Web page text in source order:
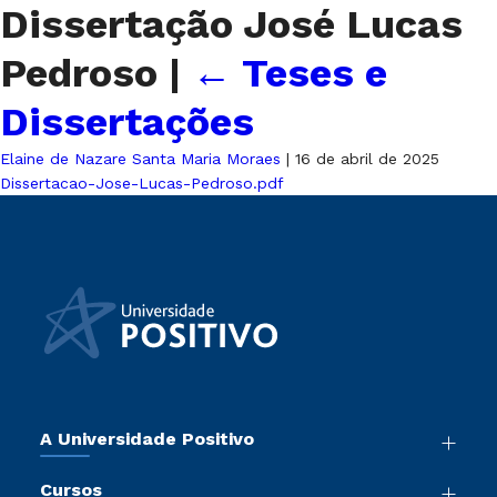
Dissertação José Lucas
Pedroso | ← Teses e
Dissertações
Elaine de Nazare Santa Maria Moraes | 16 de abril de 2025
Dissertacao-Jose-Lucas-Pedroso.pdf
A Universidade Positivo
Cursos